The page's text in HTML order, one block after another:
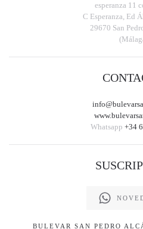
esperanza 11
C Esperanza, Ed
29670 San
Whatsapp +34
BULEVAR SAN PEDRO